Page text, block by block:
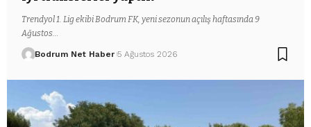
Trendyol 1. Lig ekibi Bodrum FK, yeni sezonun açılış haftasında 9
Ağustos…
Bodrum Net Haber 5 Ağustos 2026